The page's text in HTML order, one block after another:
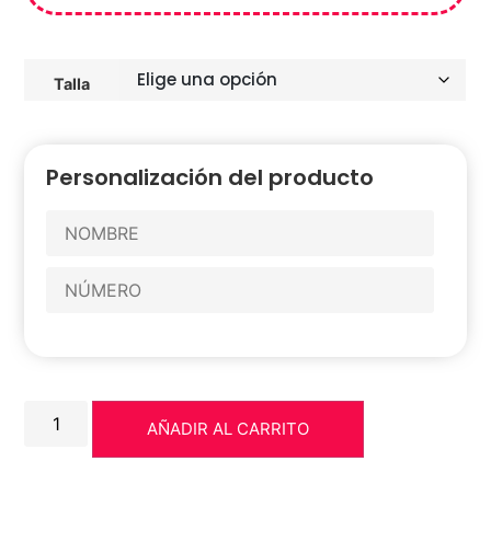
Talla
Personalización del producto
AÑADIR AL CARRITO